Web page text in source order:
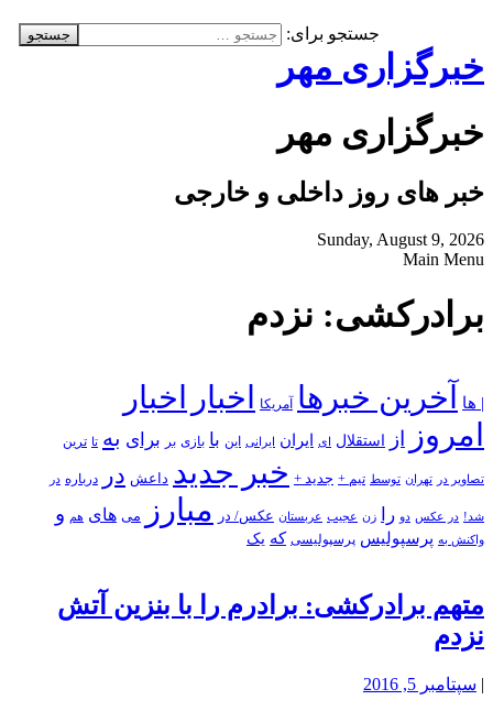
جستجو برای:
خبرگزاری مهر
خبرگزاری مهر
خبر های روز داخلی و خارجی
Sunday, August 9, 2026
Main Menu
برادرکشی: نزدم
| ها آخرین خبرها آمریکا اخبار
اخبار
امروز
استقلال ای ایران ایرانی این با بازی بر برای به تا ترین
تصاویر در تهران توسط تیم + جدید + خبر جدید داعش در درباره در
شد! در عکس دو را زن عجیب عربستان عکس/ در مبارز می های هم و
واکنش به پرسپولیس پرسپولیسی که یک
متهم برادرکشی: برادرم را با بنزین آتش
نزدم
سپتامبر 5, 2016